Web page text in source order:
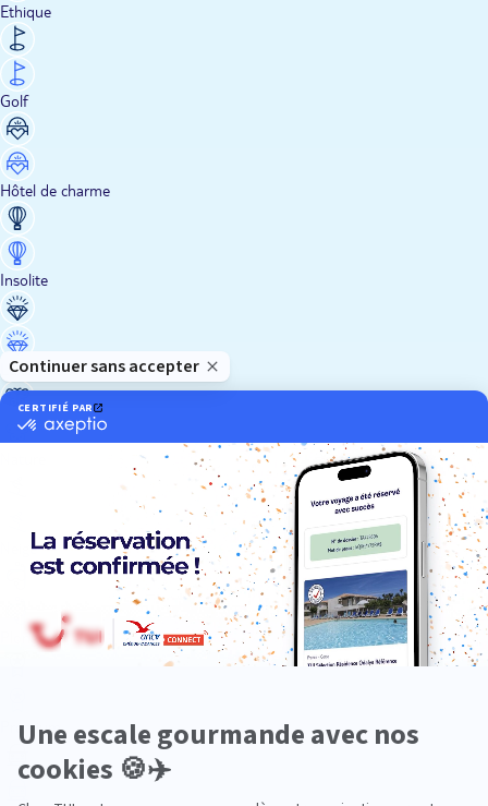
Ethique
Golf
Hôtel de charme
Insolite
Luxe
Neige
Plongée
Premium